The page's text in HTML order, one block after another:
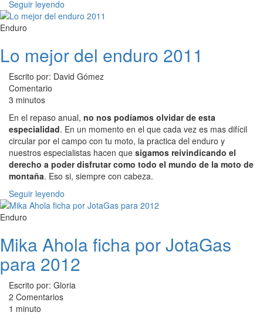
Seguir leyendo
Enduro
Lo mejor del enduro 2011
Escrito por: David Gómez
Comentario
3 minutos
En el repaso anual, no nos podíamos olvidar de esta
especialidad. En un momento en el que cada vez es mas difícil
circular por el campo con tu moto, la practica del enduro y
nuestros especialistas hacen que sigamos reivindicando el
derecho a poder disfrutar como todo el mundo de la moto de
montaña. Eso si, siempre con cabeza.
Seguir leyendo
Enduro
Mika Ahola ficha por JotaGas
para 2012
Escrito por: Gloria
2 Comentarios
1 minuto